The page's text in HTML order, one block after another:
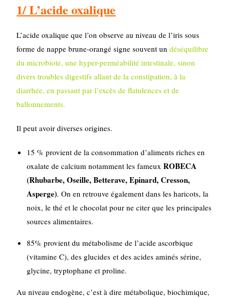
1/ L’acide oxalique
L’acide oxalique que l’on observe au niveau de l’iris sous
forme de nappe brune-orangé signe souvent undéséquilibre
du microbiote, une hyper-perméabilité intestinale, sinon
divers troubles digestifs allant de la constipation, à la
diarrhée, en passant par l’excès de flatulences et de
ballonnements.
Il peut avoir diverses origines.
15 % provient de la consommation d’aliments riches en
oxalate de calcium notamment les fameuxROBECA
(Rhubarbe, Oseille, Betterave, Epinard, Cresson,
Asperge). On en retrouve également dans les haricots, la
noix, le thé et le chocolat pour ne citer que les principales
sources alimentaires.
85% provient du métabolisme de l’acide ascorbique
(vitamine C), des glucides et des acides aminés sérine,
glycine, tryptophane et proline.
Au niveau endogène, c’est à dire métabolique, biochimique,